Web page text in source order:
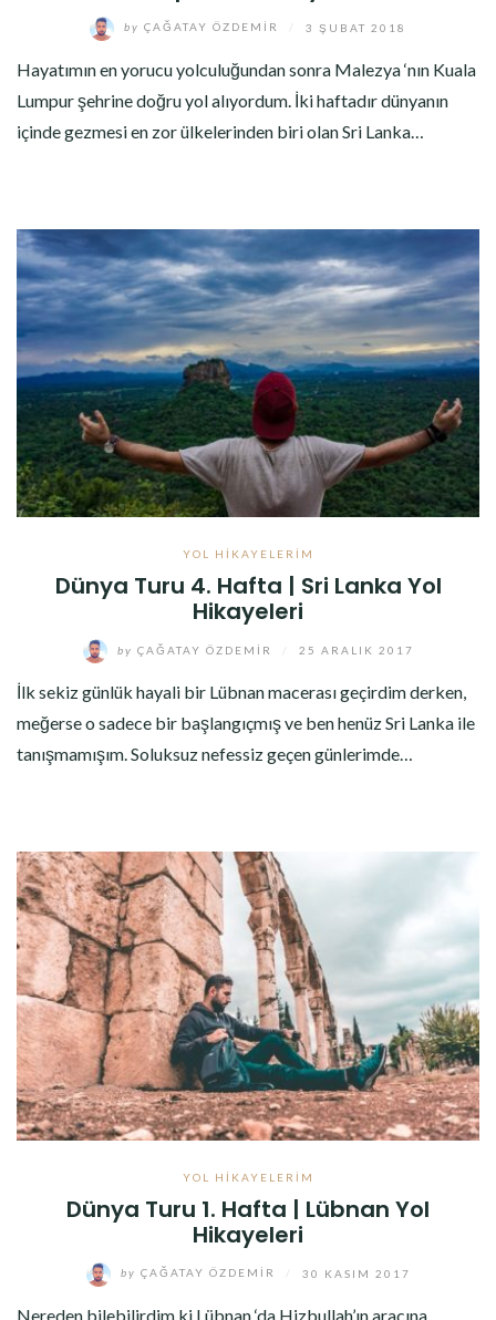
by ÇAĞATAY ÖZDEMIR 3 ŞUBAT 2018
Hayatımın en yorucu yolculuğundan sonra Malezya ‘nın Kuala
Lumpur şehrine doğru yol alıyordum. İki haftadır dünyanın
içinde gezmesi en zor ülkelerinden biri olan Sri Lanka…
YOL HIKAYELERIM
Dünya Turu 4. Hafta | Sri Lanka Yol
Hikayeleri
by ÇAĞATAY ÖZDEMIR 25 ARALIK 2017
İlk sekiz günlük hayali bir Lübnan macerası geçirdim derken,
meğerse o sadece bir başlangıçmış ve ben henüz Sri Lanka ile
tanışmamışım. Soluksuz nefessiz geçen günlerimde…
YOL HIKAYELERIM
Dünya Turu 1. Hafta | Lübnan Yol
Hikayeleri
by ÇAĞATAY ÖZDEMIR 30 KASIM 2017
Nereden bilebilirdim ki Lübnan ‘da Hizbullah’ın aracına